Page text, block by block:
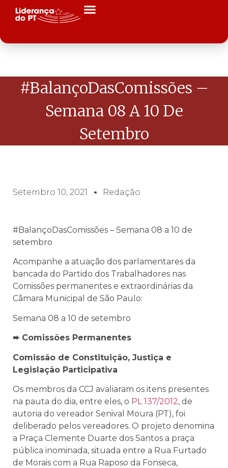
#BalançoDasComissões –
Semana 08 A 10 De
Setembro
Setembro 10, 2021 Redação
#BalançoDasComissões – Semana 08 a 10 de
setembro
Acompanhe a atuação dos parlamentares da
bancada do Partido dos Trabalhadores nas
Comissões permanentes e extraordinárias da
Câmara Municipal de São Paulo:
Semana 08 a 10 de setembro
➨ Comissões Permanentes
Comissão de Constituição, Justiça e
Legislação Participativa
Os membros da CCJ avaliaram os itens presentes
na pauta do dia, entre eles, o PL 137/2012, de
autoria do vereador Senival Moura (PT), foi
deliberado pelos vereadores. O projeto denomina
a Praça Clemente Duarte dos Santos a praça
pública inominada, situada entre a Rua Furtado
de Morais com a Rua Raposo da Fonseca,